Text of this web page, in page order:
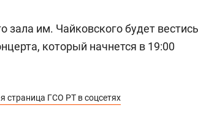
зала им. Чайковского будет
который начнется в 19:00
страница ГСО РТ в соцсетях